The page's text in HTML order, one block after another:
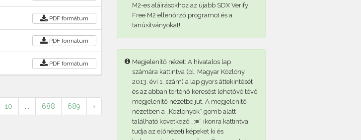
PDF formátum
PDF formátum
PDF formátum
10 688 689 ›
M2-es aláírásokhoz az újabb SDX Verify
Free M2 ellenőrző programot és a
tanúsítványokat!
Megjelenítő nézet: A hivatalos lap
számára kattintva (pl. Magyar Közlöny
2013. évi 1. szám) a lap gyors áttekintését
és az abban történő keresést lehetővé tévő
megjelenítő nézetbe jut. A megjelenítő
nézetben a „Közlönyök” gomb alatt
található következő „:≡” ikonra kattintva
tudja az előnézeti képeket ki és